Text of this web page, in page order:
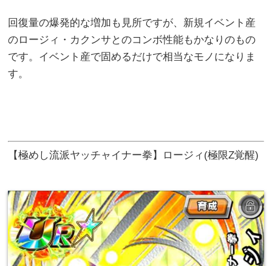
回復量の爆発的な増加も見所ですが、新規イベント産
のロージィ・カクンサとのコンボ性能もかなりのもの
です。イベント産で固めるだけで相当なモノになりま
す。
【極めし流派ヤッチャイナー拳】ロージィ(極限Z覚醒)